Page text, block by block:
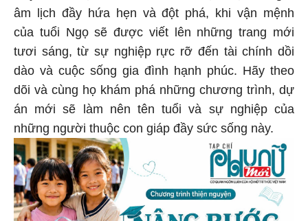
âm lịch đầy hứa hẹn và đột phá, khi vận mệnh
của tuổi Ngọ sẽ được viết lên những trang mới
tươi sáng, từ sự nghiệp rực rỡ đến tài chính dồi
dào và cuộc sống gia đình hạnh phúc. Hãy theo
dõi và cùng họ khám phá những chương trình, dự
án mới sẽ làm nên tên tuổi và sự nghiệp của
những người thuộc con giáp đầy sức sống này.